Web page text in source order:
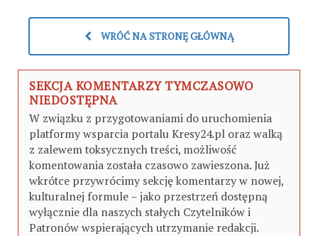
WRÓĆ NA STRONĘ GŁÓWNĄ
SEKCJA KOMENTARZY TYMCZASOWO
NIEDOSTĘPNA
W związku z przygotowaniami do uruchomienia
platformy wsparcia portalu Kresy24.pl oraz walką
z zalewem toksycznych treści, możliwość
komentowania została czasowo zawieszona. Już
wkrótce przywrócimy sekcję komentarzy w nowej,
kulturalnej formule – jako przestrzeń dostępną
wyłącznie dla naszych stałych Czytelników i
Patronów wspierających utrzymanie redakcji.